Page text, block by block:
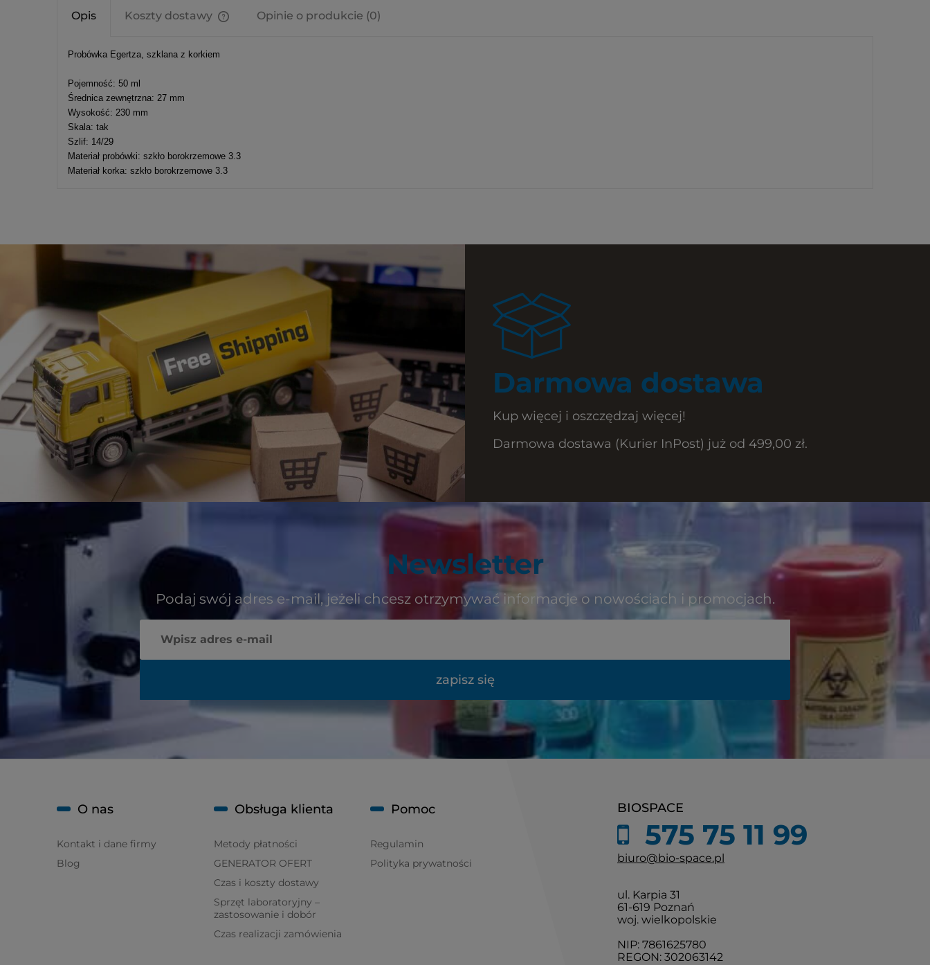
Opis Koszty dostawy Opinie o produkcie (0)
Probówka Egertza, szklana z korkiem
Pojemność: 50 ml
Średnica zewnętrzna: 27 mm
Wysokość: 230 mm
Skala: tak
Szlif: 14/29
Materiał probówki: szkło borokrzemowe 3.3
Materiał korka: szkło borokrzemowe 3.3
Darmowa dostawa
Kup więcej i oszczędzaj więcej!
Darmowa dostawa (Kurier InPost) już od 499,00 zł.
Newsletter
Podaj swój adres e-mail, jeżeli chcesz otrzymywać informacje o nowościach i promocjach.
zapisz się
BIOSPACE
575 75 11 99
biuro@bio-space.pl
ul. Karpia 31
61-619 Poznań
woj. wielkopolskie
NIP: 7861625780
REGON: 302063142
O nas
Kontakt i dane firmy
Blog
Obsługa klienta
Metody płatności
GENERATOR OFERT
Czas i koszty dostawy
Sprzęt laboratoryjny –
zastosowanie i dobór
Czas realizacji zamówienia
Pomoc
Regulamin
Polityka prywatności